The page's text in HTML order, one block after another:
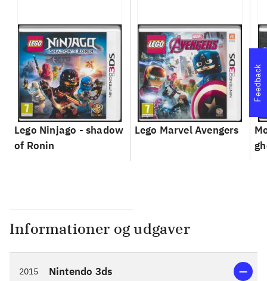
Lego Ninjago - shadow
of Ronin
Lego Marvel Avengers
Informationer og udgaver
2015 Nintendo 3ds
Feedback